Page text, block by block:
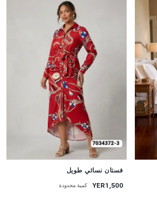
فستان نسائي طويل
YER1,500 كمية محدودة